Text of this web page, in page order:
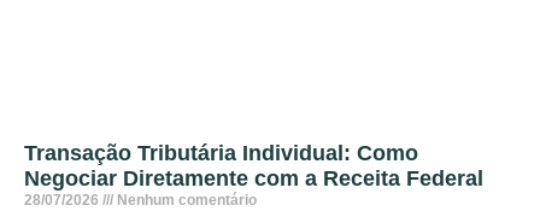
Transação Tributária Individual: Como
Negociar Diretamente com a Receita Federal
28/07/2026 Nenhum comentário